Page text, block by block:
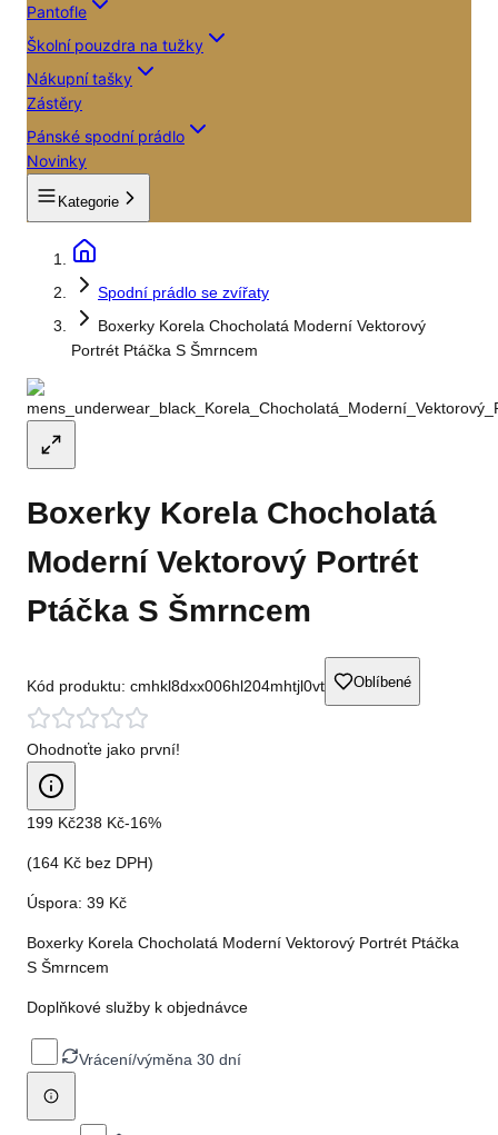
Pantofle
Školní pouzdra na tužky
Nákupní tašky
Zástěry
Pánské spodní prádlo
Novinky
Kategorie
Spodní prádlo se zvířaty
Boxerky Korela Chocholatá Moderní Vektorový
Portrét Ptáčka S Šmrncem
Boxerky Korela Chocholatá
Moderní Vektorový Portrét
Ptáčka S Šmrncem
Kód produktu: cmhkl8dxx006hl204mhtjl0vt Oblíbené
Ohodnoťte jako první!
199 Kč238 Kč-16%
(164 Kč bez DPH)
Úspora: 39 Kč
Boxerky Korela Chocholatá Moderní Vektorový Portrét Ptáčka
S Šmrncem
Doplňkové služby k objednávce
Vrácení/výměna 30 dní